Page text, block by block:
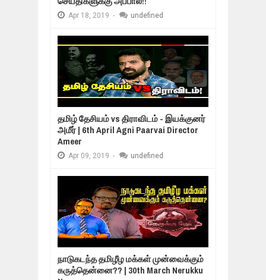
Apr 18, 2019 - undefined
தமிழ் தேசியம் vs திராவிடம் - இயக்குனர்
அமீர் | 6th April Agni Paarvai Director
Ameer
Apr 09, 2019 - undefined
நாடுகடந்த தமிழீழ மக்கள் முன்வைக்கும்
கருத்தென்னை?? | 30th March Nerukku